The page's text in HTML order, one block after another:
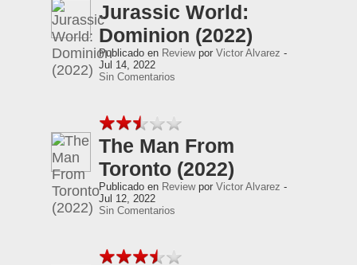
Jurassic World:
Dominion (2022)
Publicado en Reviewpor Victor Alvarez -
Jul 14, 2022
Sin Comentarios
The Man From
Toronto (2022)
Publicado en Reviewpor Victor Alvarez -
Jul 12, 2022
Sin Comentarios